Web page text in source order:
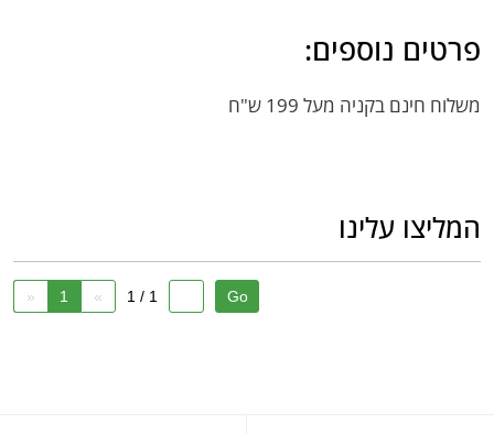
פרטים נוספים:
משלוח חינם בקניה מעל 199 ש"ח
המליצו עלינו
« 1 » 1 / 1